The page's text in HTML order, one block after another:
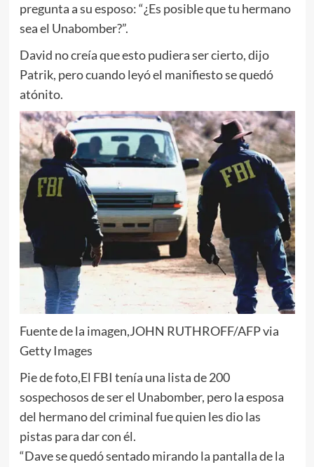
pregunta a su esposo: “¿Es posible que tu hermano
sea el Unabomber?”.
David no creía que esto pudiera ser cierto, dijo
Patrik, pero cuando leyó el manifiesto se quedó
atónito.
Fuente de la imagen,JOHN RUTHROFF/AFP via
Getty Images
Pie de foto,El FBI tenía una lista de 200
sospechosos de ser el Unabomber, pero la esposa
del hermano del criminal fue quien les dio las
pistas para dar con él.
“Dave se quedó sentado mirando la pantalla de la